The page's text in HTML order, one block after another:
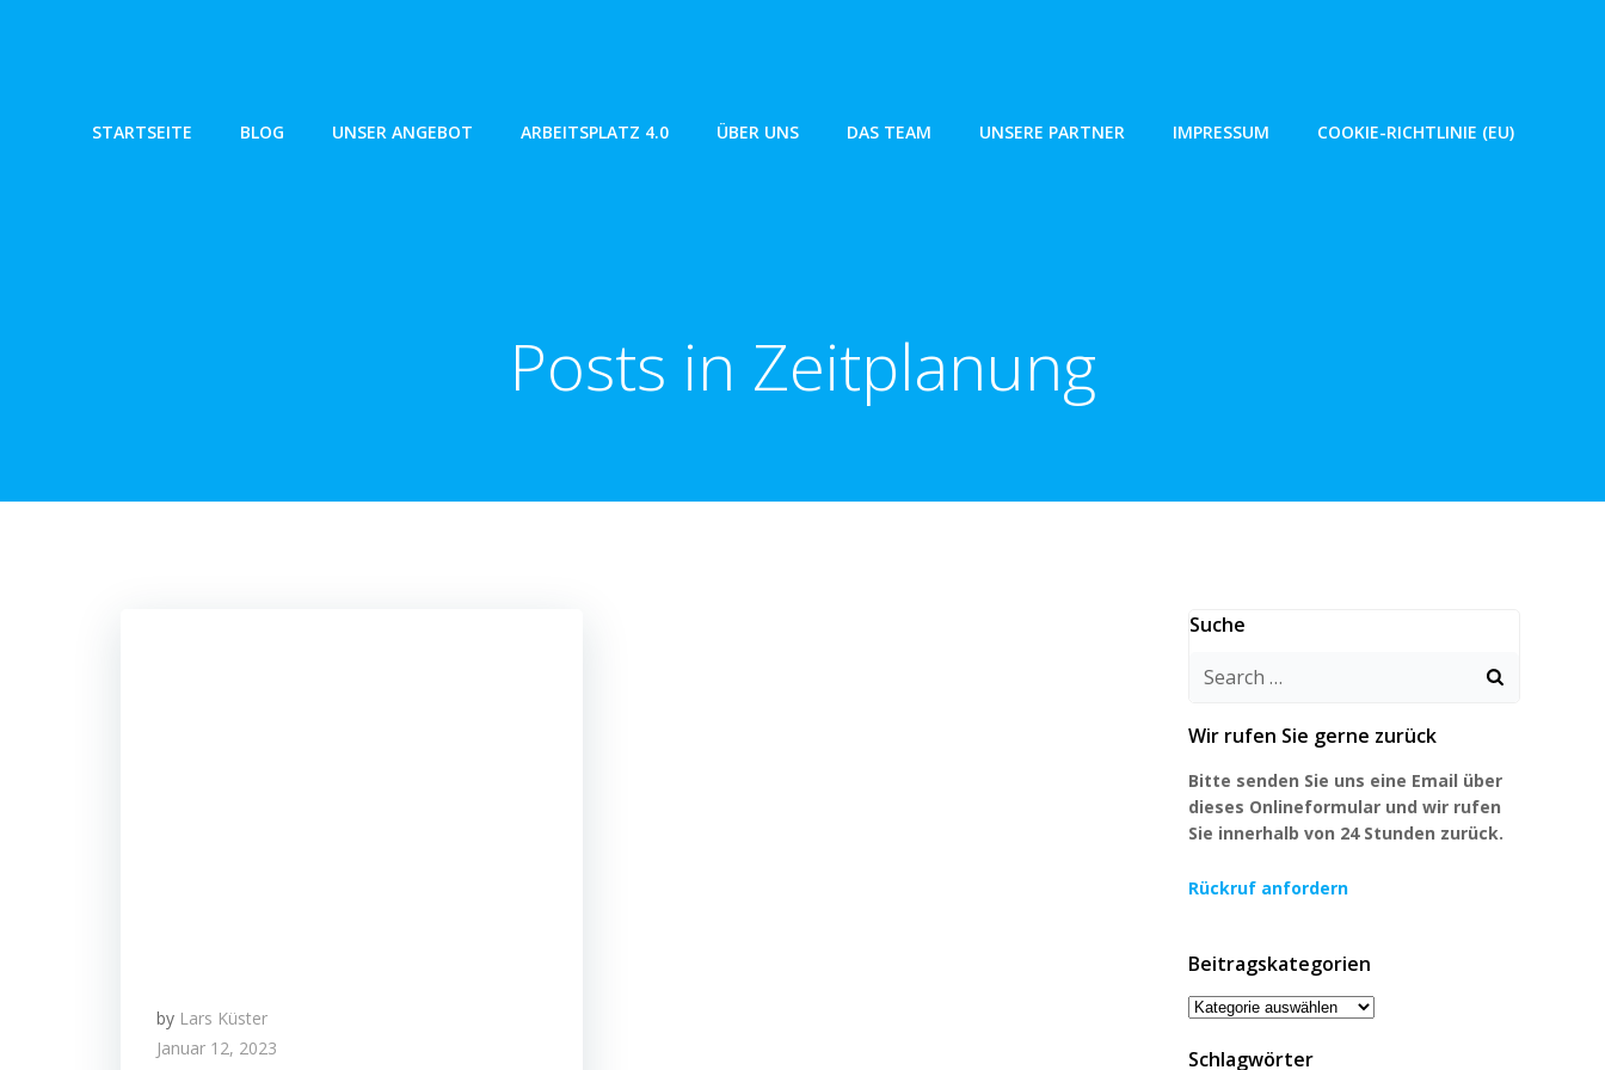
STARTSEITE BLOG UNSER ANGEBOT ARBEITSPLATZ 4.0 ÜBER UNS DAS TEAM UNSERE PARTNER IMPRESSUM COOKIE-RICHTLINIE (EU)
Posts in Zeitplanung
by Lars Küster
Januar 12, 2023
Suche
Search
Wir rufen Sie gerne zurück
Bitte senden Sie uns eine Email über
dieses Onlineformular und wir rufen
Sie innerhalb von 24 Stunden zurück.
Rückruf anfordern
Beitragskategorien
Beitragskategorien
Schlagwörter